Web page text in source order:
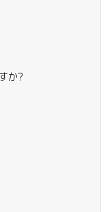
か？